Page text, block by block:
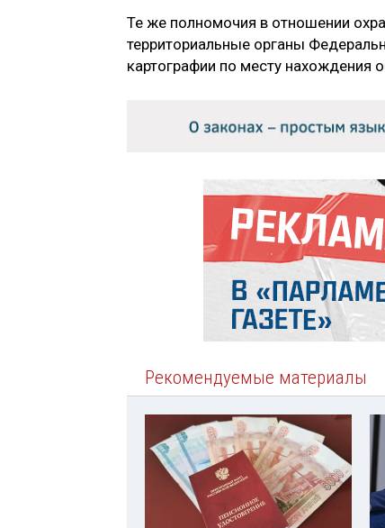
Те же полномочия в отношении
территориальные органы
картографии по месту нахождения
Рекомендуемые материалы